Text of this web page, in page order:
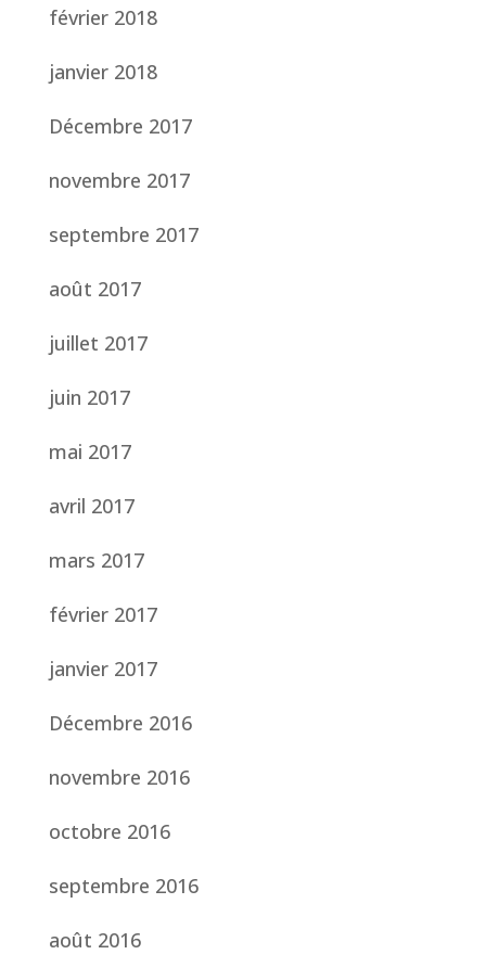
février 2018
janvier 2018
Décembre 2017
novembre 2017
septembre 2017
août 2017
juillet 2017
juin 2017
mai 2017
avril 2017
mars 2017
février 2017
janvier 2017
Décembre 2016
novembre 2016
octobre 2016
septembre 2016
août 2016